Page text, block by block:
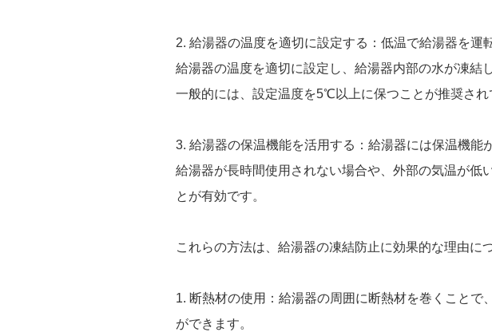
2. 給湯器の温度を適切に設定する：低温で給湯器を運
給湯器の温度を適切に設定し、給湯器内部の水が凍結
一般的には、設定温度を5℃以上に保つことが推奨され
3. 給湯器の保温機能を活用する：給湯器には保温機能
給湯器が長時間使用されない場合や、外部の気温が低
とが有効です。
これらの方法は、給湯器の凍結防止に効果的な理由に
1. 断熱材の使用：給湯器の周囲に断熱材を巻くこと
ができます。